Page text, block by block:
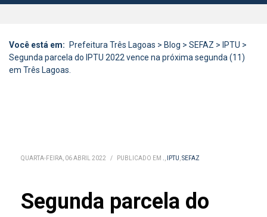
Você está em: Prefeitura Três Lagoas > Blog > SEFAZ > IPTU >
Segunda parcela do IPTU 2022 vence na próxima segunda (11)
em Três Lagoas.
QUARTA-FEIRA, 06 ABRIL 2022 / PUBLICADO EM ., IPTU,SEFAZ
Segunda parcela do